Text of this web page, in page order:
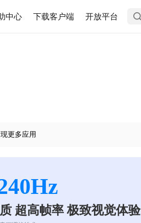
中心 下载客户端 开放平台
更多应用
超高帧率 极致视觉体验